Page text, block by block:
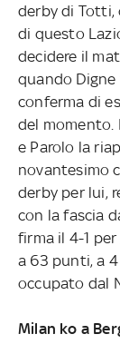
derby di Totti,
di questo
decidere il
quando Digne
conferma di
del momento.
e Parolo la
novantesimo
derby per lui,
con la fascia
firma il 4-1
a 63 punti, a
occupato dal
Milan ko a